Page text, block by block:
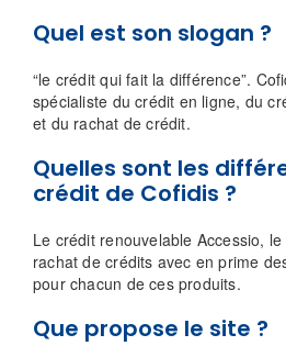
Quel est son slogan ?
“le crédit qui fait la différence”.
spécialiste du crédit en ligne, du
et du rachat de crédit.
Quelles sont les
crédit de Cofidis ?
Le crédit renouvelable Accessio,
rachat de crédits avec en prime
pour chacun de ces produits.
Que propose le site ?